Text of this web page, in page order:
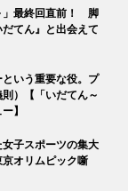
」最終回直前！ 脚
てん』と出会えて
という重要な役。プ
）【「いだてん～
】
女子スポーツの集大
オリムピック噺